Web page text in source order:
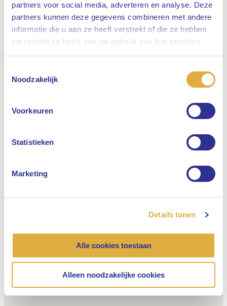
partners voor social media, adverteren en analyse. Deze
partners kunnen deze gegevens combineren met andere
informatie die u aan ze heeft verstrekt of die ze hebben
verzameld op basis van uw gebruik van hun services.
Noodzakelijk
Voorkeuren
Statistieken
Marketing
Details tonen
Alle cookies toestaan
Alleen noodzakelijke cookies
Sluiten